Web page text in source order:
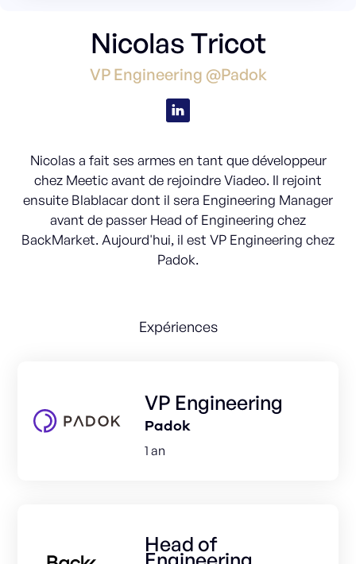
Nicolas Tricot
VP Engineering @Padok
Nicolas a fait ses armes en tant que développeur
chez Meetic avant de rejoindre Viadeo. Il rejoint
ensuite Blablacar dont il sera Engineering Manager
avant de passer Head of Engineering chez
BackMarket. Aujourd'hui, il est VP Engineering chez
Padok.
Expériences
VP Engineering
Padok
1 an
Head of